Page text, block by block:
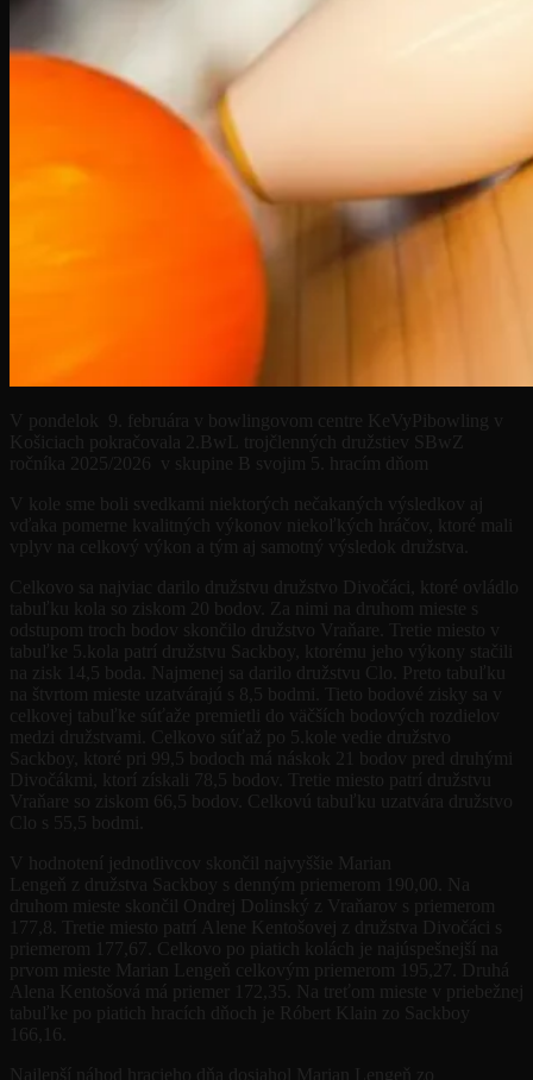
V pondelok 9. februára v bowlingovom centre KeVyPibowling v
Košiciach pokračovala
2.BwL trojčlenných družstiev SBwZ
ročníka 2025/2026
v skupine B svojim 5. hracím dňom
V
kole sme boli svedkami niektorých nečakaných výsledkov aj
vďaka pomerne kvalitných výkonov niekoľkých hráčov, ktoré mali
vplyv na celkový výkon a tým aj samotný výsledok družstva.
Celkovo sa najviac darilo družstvu družstvo Divočáci, ktoré ovládlo
tabuľku kola so ziskom 20 bodov. Za nimi na druhom mieste s
odstupom troch bodov skončilo družstvo Vraňare. Tretie miesto v
tabuľke 5.kola patrí družstvu Sackboy, ktorému jeho výkony stačili
na zisk 14,5 boda. Najmenej sa darilo družstvu Clo. Preto tabuľku
na štvrtom mieste uzatvárajú s 8,5 bodmi. Tieto bodové zisky sa v
celkovej tabuľke súťaže premietli do väčších bodových rozdielov
medzi družstvami. Celkovo súťaž po 5.kole vedie družstvo
Sackboy, ktoré pri 99,5 bodoch má náskok 21 bodov pred druhými
Divočákmi, ktorí získali 78,5 bodov. Tretie miesto patrí družstvu
Vraňare so ziskom 66,5 bodov. Celkovú tabuľku uzatvára družstvo
Clo s 55,5 bodmi.
V hodnotení jednotlivcov skončil najvyššie
Marian
Lengeň
družstva Sackboy s denným priemerom 1 90,00. Na
druhom mieste skončil
Ondrej Dolinský z Vraňarov s priemerom
177,8.
Tretie miesto patrí Alene Kentošovej z družstva Divočáci
s
priemerom
177,67. Celkovo po piatich kolách je najúspešnejší na
prvom mieste Marian Lengeň celkovým priemerom 195,27. Druhá
Alena Kentošová má priemer 172,35. Na treťom mieste v priebežnej
tabuľke po piatich hracích dňoch je Róbert Klain zo Sackboy
166,16.
Najlepší náhod hracieho dňa dosiahol
Marian Lengeň zo